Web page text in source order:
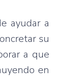
ayudar a
su
aque
en